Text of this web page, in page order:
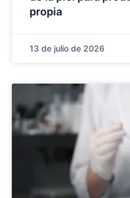
propia
13 de julio de 2026